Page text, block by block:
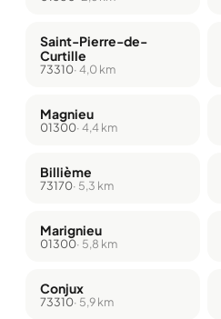
Saint-Pierre-de-
Curtille
73310· 4,0 km
Magnieu
01300· 4,4 km
Billième
73170· 5,3 km
Marignieu
01300· 5,8 km
Conjux
73310· 5,9 km